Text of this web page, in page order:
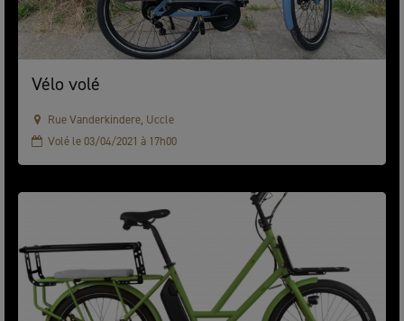
Vélo volé
Rue Vanderkindere, Uccle
Volé le 03/04/2021 à 17h00